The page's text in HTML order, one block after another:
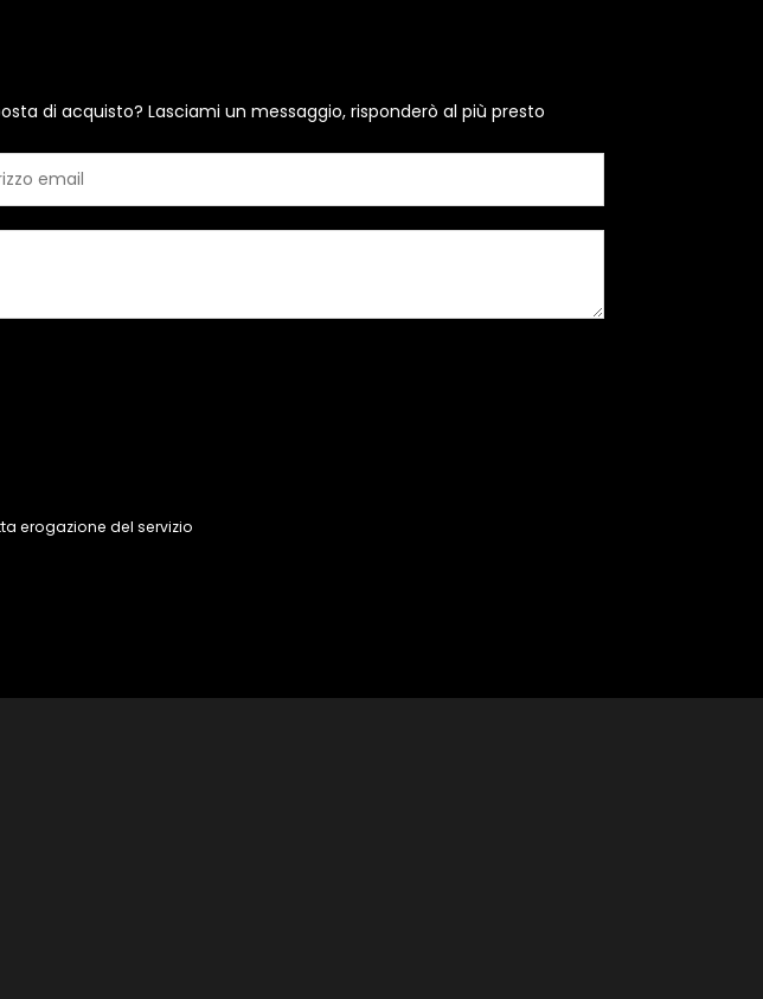
di acquisto? Lasciami un messaggio, risponderò al più presto
erogazione del servizio